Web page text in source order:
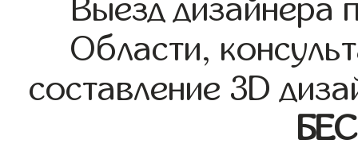
Выезд дизайнера
Области,
составление 3D